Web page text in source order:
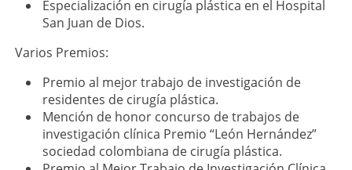
Especialización en cirugía plástica en el Hospital
San Juan de Dios.
Varios Premios:
Premio al mejor trabajo de investigación de
residentes de cirugía plástica.
Mención de honor concurso de trabajos de
investigación clínica Premio “León Hernández”
sociedad colombiana de cirugía plástica.